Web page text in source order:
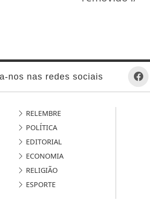
nos nas redes sociais
RELEMBRE
POLÍTICA
EDITORIAL
ECONOMIA
RELIGIÃO
ESPORTE